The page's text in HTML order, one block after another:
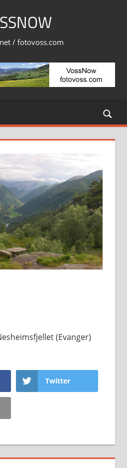
/ fotovoss.com
(Evanger)
Twitter